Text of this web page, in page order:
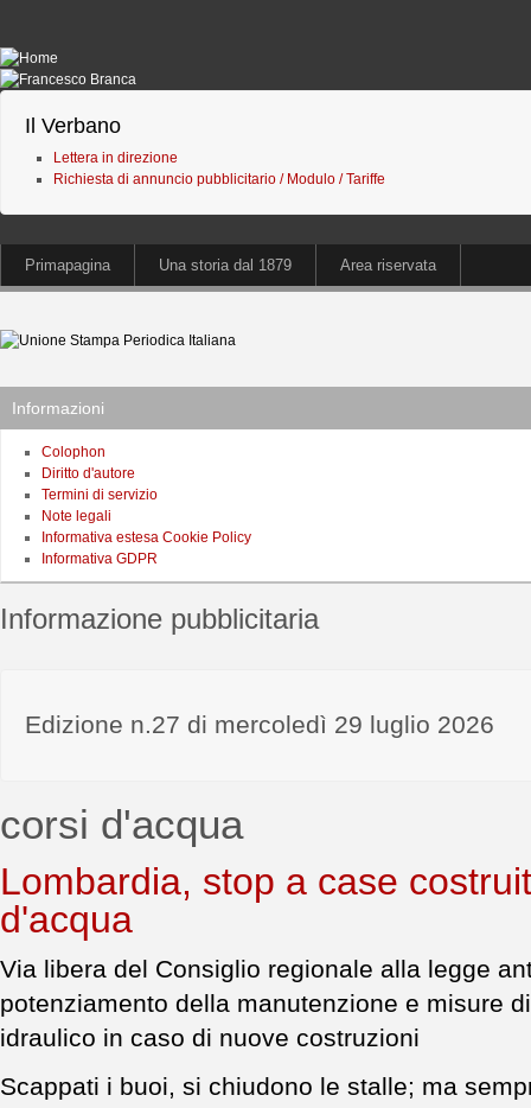
Il Verbano
Lettera in direzione
Richiesta di annuncio pubblicitario / Modulo / Tariffe
Primapagina Una storia dal 1879 Area riservata
Informazioni
Colophon
Diritto d'autore
Termini di servizio
Note legali
Informativa estesa Cookie Policy
Informativa GDPR
Informazione pubblicitaria
Edizione n.27 di mercoledì 29 luglio 2026
corsi d'acqua
Lombardia, stop a case
d'acqua
Via libera del Consiglio regionale alla legge
potenziamento della manutenzione e misure
idraulico in caso di nuove costruzioni
Scappati i buoi, si chiudono le stalle; ma